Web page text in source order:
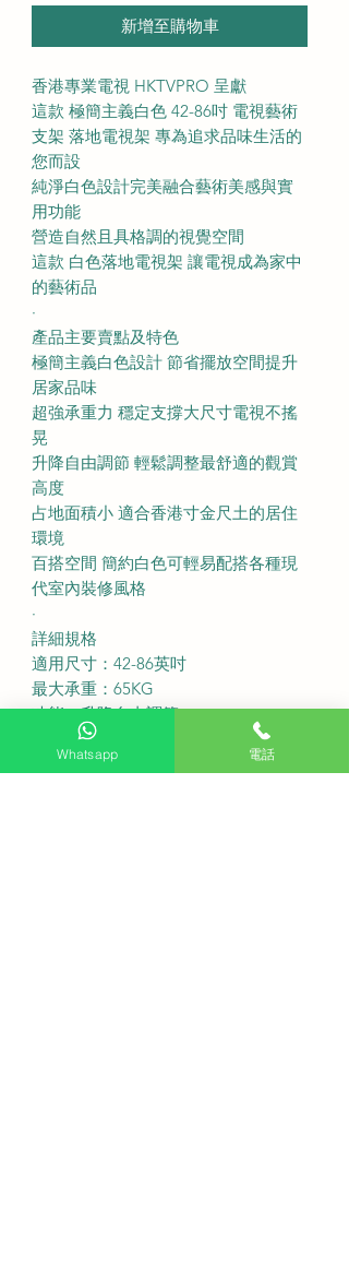
新增至購物車
香港專業電視 HKTVPRO 呈獻
這款 極簡主義白色 42-86吋 電視藝術
支架 落地電視架 專為追求品味生活的
您而設
純淨白色設計完美融合藝術美感與實
用功能
營造自然且具格調的視覺空間
這款 白色落地電視架 讓電視成為家中
的藝術品
·
產品主要賣點及特色
極簡主義白色設計 節省擺放空間提升
居家品味
超強承重力 穩定支撐大尺寸電視不搖
晃
升降自由調節 輕鬆調整最舒適的觀賞
高度
占地面積小 適合香港寸金尺土的居住
環境
百搭空間 簡約白色可輕易配搭各種現
代室內裝修風格
·
詳細規格
適用尺寸：42-86英吋
最大承重：65KG
功能：升降自由調節
特點：白色藝術腳架設計
顏色：簡約白色
Whatsapp 電話